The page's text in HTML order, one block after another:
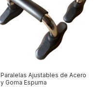
Paralelas Ajustables de Acero
y Goma Espuma